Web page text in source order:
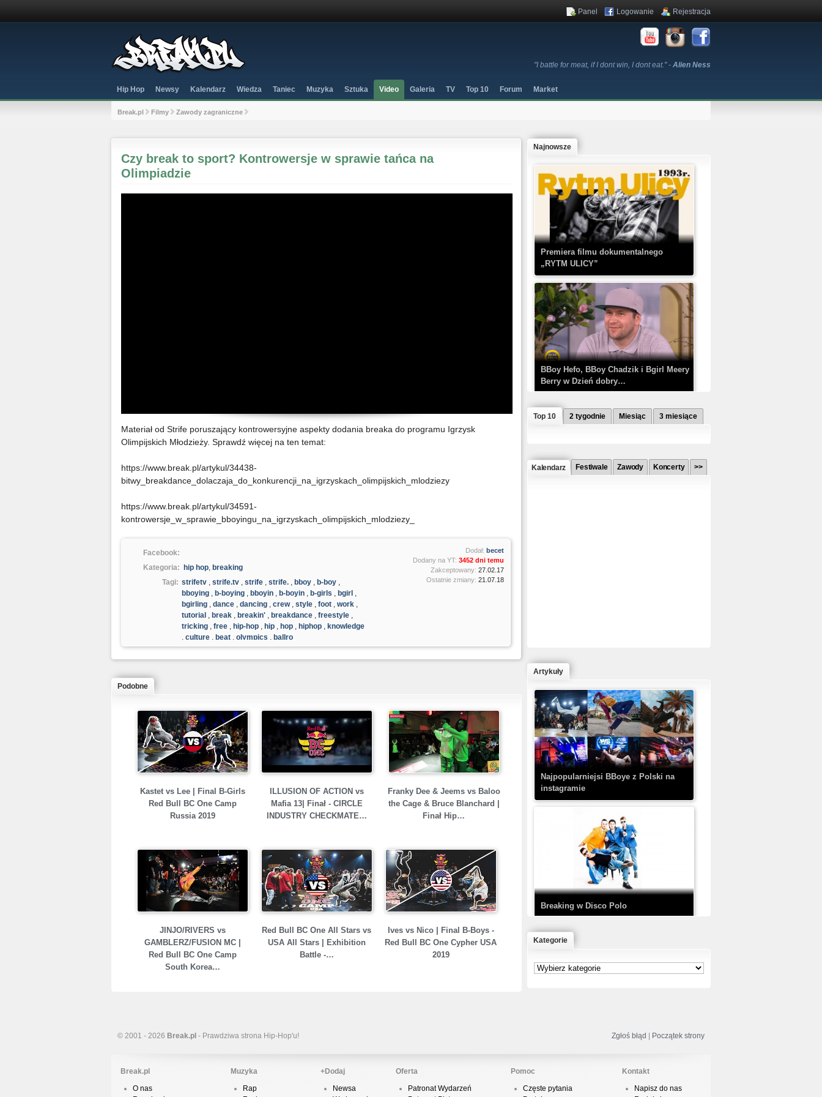
"I battle for meat, if I dont win, I dont eat." - Alien Ness
Panel Logowanie Rejestracja
Hip Hop Newsy Kalendarz Wiedza Taniec Muzyka Sztuka Video Galeria TV Top 10 Forum Market
Break.pl Filmy Zawody zagraniczne
Czy break to sport? Kontrowersje w sprawie tańca na
Olimpiadzie
Materiał od Strife poruszający kontrowersyjne aspekty dodania breaka do programu Igrzysk
Olimpijskich Młodzieży. Sprawdź więcej na ten temat:
https://www.break.pl/artykul/34438-
bitwy_breakdance_dolaczaja_do_konkurencji_na_igrzyskach_olimpijskich_mlodziezy
https://www.break.pl/artykul/34591-
kontrowersje_w_sprawie_bboyingu_na_igrzyskach_olimpijskich_mlodziezy_
Facebook:
Kategoria:
hip hop, breaking
Tagi: strifetv , strife.tv , strife , strife. , bboy , b-boy ,
bboying , b-boying , bboyin , b-boyin , b-girls , bgirl ,
bgirling , dance , dancing , crew, style , foot , work ,
tutorial , break , breakin' , breakdance , freestyle ,
tricking , free , hip-hop , hip , hop , hiphop , knowledge
, culture , beat , olympics , ballro
Dodał: becet
Dodany na YT: 3452 dni temu
Zakceptowany: 27.02.17
Ostatnie zmiany: 21.07.18
Podobne
Kastet vs Lee | Final B-Girls
Red Bull BC One Camp
Russia 2019
ILLUSION OF ACTION vs
Mafia 13| Finał - CIRCLE
INDUSTRY CHECKMATE…
Franky Dee & Jeems vs Baloo
the Cage & Bruce Blanchard |
Finał Hip…
JINJO/RIVERS vs
GAMBLERZ/FUSION MC |
Red Bull BC One Camp
South Korea…
Red Bull BC One All Stars vs
USA All Stars | Exhibition
Battle -…
Ives vs Nico | Final B-Boys -
Red Bull BC One Cypher USA
2019
Najnowsze
Premiera filmu dokumentalnego
„RYTM ULICY”
BBoy Hefo, BBoy Chadzik i Bgirl Meery
Berry w Dzień dobry…
Kaczorex w najnowszym klipie: HRYPA
– Kobieta z walizką
TEDE & SIR MICH - KICKDOWN /
DISCO NOIR
Prod. Chubeats, Scratch:…
KrisBo - Cienie
Top 10 2 tygodnie Miesiąc 3 miesiące
Kalendarz Festiwale Zawody Koncerty >>
Artykuły
Najpopularniejsi BBoye z Polski na
instagramie
Breaking w Disco Polo
Kategorie
© 2001 - 2026 Break.pl - Prawdziwa strona Hip-Hop'u! Zgłoś błąd Początek strony
Break.pl
O nas
Muzyka
Rap
+Dodaj
Newsa
Oferta
Patronat Wydarzeń
Pomoc
Częste pytania
Kontakt
Napisz do nas